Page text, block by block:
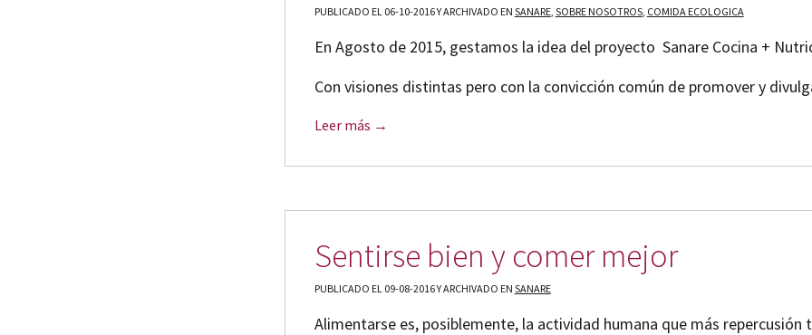
PUBLICADO EL 06-10-2016 Y ARCHIVADO EN SANARE, SOBRE NOSOTROS, COMIDA ECOLOGICA
En Agosto de 2015, gestamos la idea del proyecto Sanare Cocina +
Con visiones distintas pero con la convicción común de promover y
Leer más →
Sentirse bien y comer mejor
PUBLICADO EL 09-08-2016 Y ARCHIVADO EN SANARE
Alimentarse es, posiblemente, la actividad humana que más repercusión